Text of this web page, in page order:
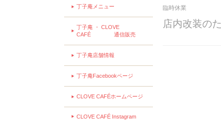
臨時休業
店内改装の
丁子庵メニュー
丁子庵 ・ CLOVE
CAFÉ 通信販売
丁子庵店舗情報
丁子庵Facebookページ
CLOVE CAFÉホームページ
CLOVE CAFÉ Instagram